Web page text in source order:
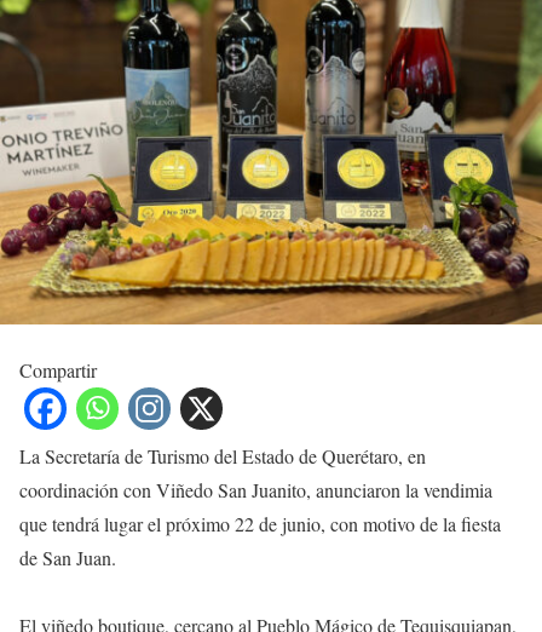
Compartir
La Secretaría de Turismo del Estado de Querétaro, en
coordinación con Viñedo San Juanito, anunciaron la vendimia
que tendrá lugar el próximo 22 de junio, con motivo de la fiesta
de San Juan.
El viñedo boutique, cercano al Pueblo Mágico de Tequisquiapan,